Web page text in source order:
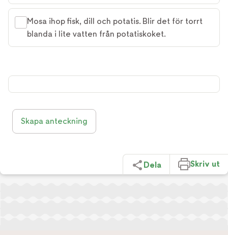
Mosa ihop fisk, dill och potatis. Blir det för torrt
blanda i lite vatten från potatiskoket.
Skapa anteckning
Dela Skriv ut